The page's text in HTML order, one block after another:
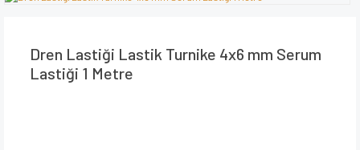
Dren Lastiği Lastik Turnike 4x6 mm Serum
Lastiği 1 Metre